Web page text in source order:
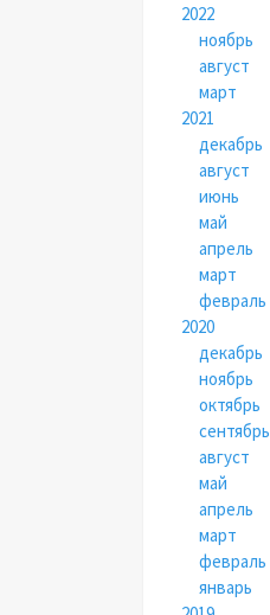
2022
ноябрь
август
март
2021
декабрь
август
июнь
май
апрель
март
февраль
2020
декабрь
ноябрь
октябрь
сентябрь
август
май
апрель
март
февраль
январь